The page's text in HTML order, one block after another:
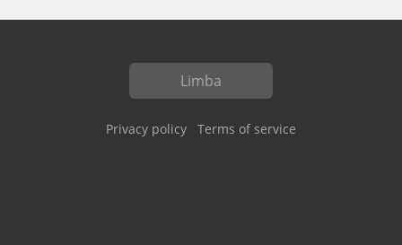
Limba
Privacy policy Terms of service